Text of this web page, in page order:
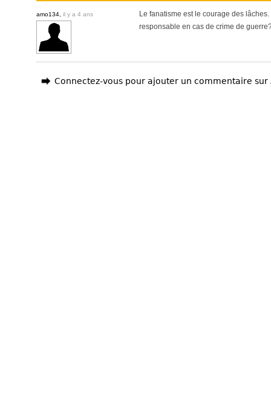
amo134, il y a 4 ans
Le fanatisme est le courage des
responsable en cas de crime de
Connectez-vous pour ajouter un commentaire sur